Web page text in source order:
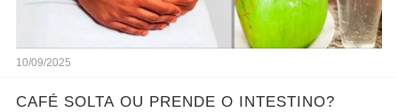
10/09/2025
CAFÉ SOLTA OU PRENDE O INTESTINO?